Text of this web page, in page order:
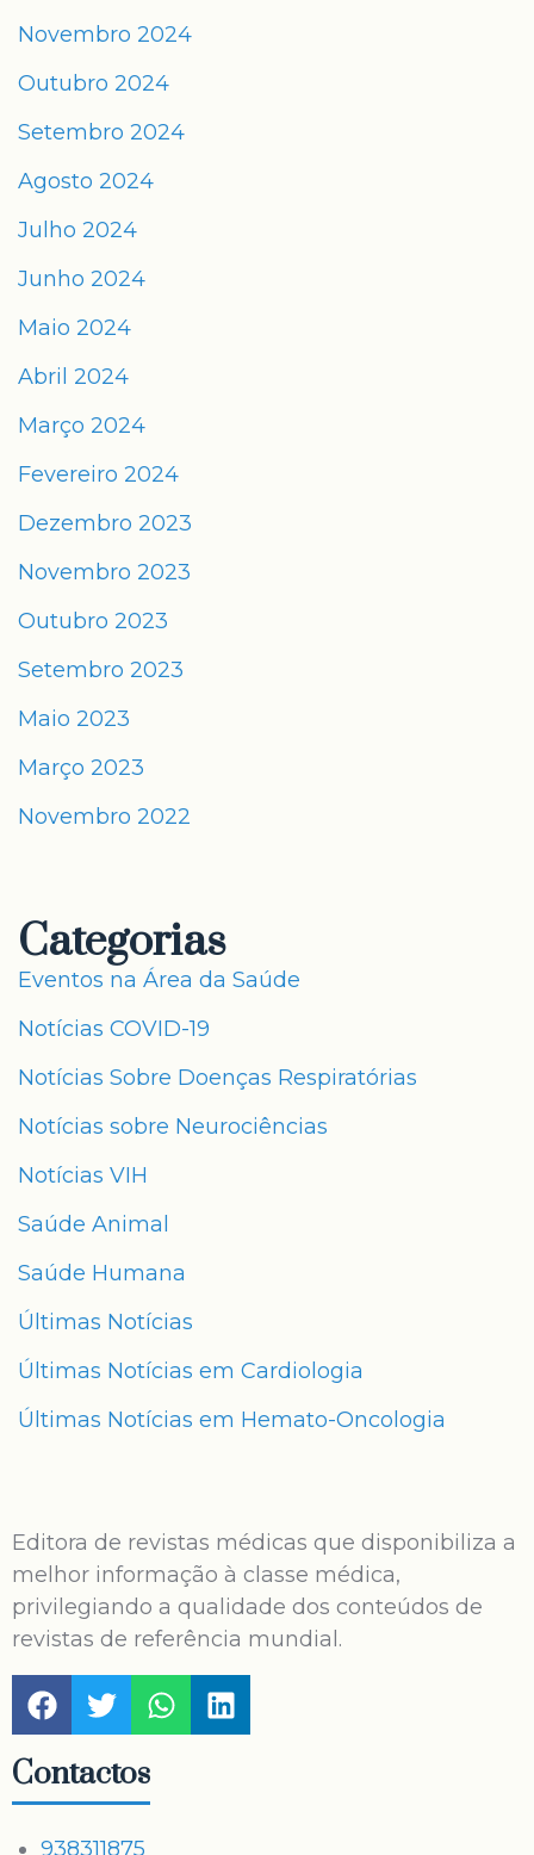
Novembro 2024
Outubro 2024
Setembro 2024
Agosto 2024
Julho 2024
Junho 2024
Maio 2024
Abril 2024
Março 2024
Fevereiro 2024
Dezembro 2023
Novembro 2023
Outubro 2023
Setembro 2023
Maio 2023
Março 2023
Novembro 2022
Categorias
Eventos na Área da Saúde
Notícias COVID-19
Notícias Sobre Doenças Respiratórias
Notícias sobre Neurociências
Notícias VIH
Saúde Animal
Saúde Humana
Últimas Notícias
Últimas Notícias em Cardiologia
Últimas Notícias em Hemato-Oncologia
Editora de revistas médicas que disponibiliza a
melhor informação à classe médica,
privilegiando a qualidade dos conteúdos de
revistas de referência mundial.
Contactos
938311875